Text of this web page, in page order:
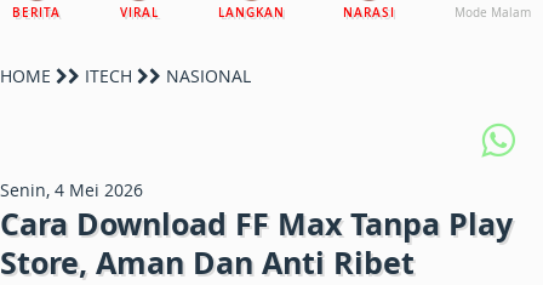
BERITA VIRAL LANGKAN NARASI Mode Malam
HOME ITECH NASIONAL
Senin, 4 Mei 2026
Cara Download FF Max Tanpa Play
Store, Aman Dan Anti Ribet